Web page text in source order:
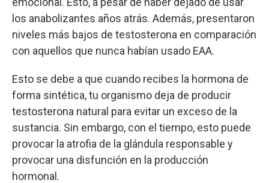
los anabolizantes años atrás. Además, presentaron
niveles más bajos de testosterona en comparación
con aquellos que nunca habían usado EAA.
Esto se debe a que cuando recibes la hormona de
forma sintética, tu organismo deja de producir
testosterona natural para evitar un exceso de la
sustancia. Sin embargo, con el tiempo, esto puede
provocar la atrofia de la glándula responsable y
provocar una disfunción en la producción
hormonal.